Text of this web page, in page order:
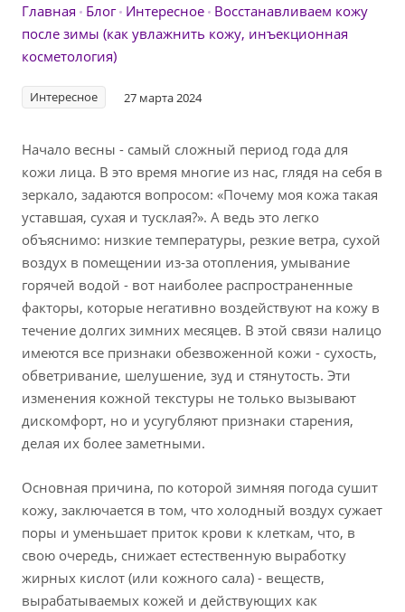
Главная Блог Интересное Восстанавливаем кожу
после зимы (как увлажнить кожу, инъекционная
косметология)
Интересное 27 марта 2024
Начало весны - самый сложный период года для
кожи лица. В это время многие из нас, глядя на себя в
зеркало, задаются вопросом: «Почему моя кожа такая
уставшая, сухая и тусклая?». А ведь это легко
объяснимо: низкие температуры, резкие ветра, сухой
воздух в помещении из-за отопления, умывание
горячей водой - вот наиболее распространенные
факторы, которые негативно воздействуют на кожу в
течение долгих зимних месяцев. В этой связи налицо
имеются все признаки обезвоженной кожи - сухость,
обветривание, шелушение, зуд и стянутость. Эти
изменения кожной текстуры не только вызывают
дискомфорт, но и усугубляют признаки старения,
делая их более заметными.
Основная причина, по которой зимняя погода сушит
кожу, заключается в том, что холодный воздух сужает
поры и уменьшает приток крови к клеткам, что, в
свою очередь, снижает естественную выработку
жирных кислот (или кожного сала) - веществ,
вырабатываемых кожей и действующих как